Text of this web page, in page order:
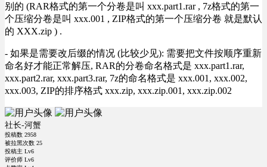
别的 (RAR格式的第一个分卷是叫 xxx.part1.rar , 7z格式的第一
个压缩分卷是叫 xxx.001 , ZIP格式的第一个压缩分卷 就是默认
的 XXX.zip ) .
- 如果是需要改后缀的情况 (比较少见): 需要把文件按顺序重新
命名好才能正常解压, RAR的分卷命名格式是 xxx.part1.rar,
xxx.part2.rar, xxx.part3.rar, 7z的命名格式是 xxx.001, xxx.002,
xxx.003, ZIP的排序格式 xxx.zip, xxx.zip.001, xxx.zip.002
社长-河蟹
投稿数 2958
被拉黑次数 25
投稿主 Lv6
评价师 Lv6